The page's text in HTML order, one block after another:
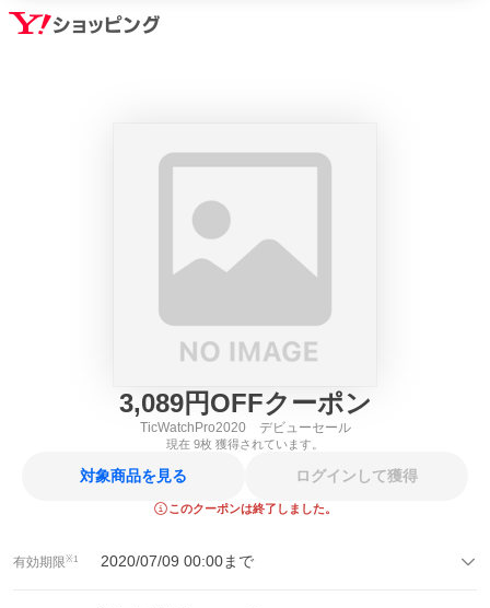
3,089円OFFクーポン
TicWatchPro2020 デビューセール
現在 9枚 獲得されています。
対象商品を見る ログインして獲得
このクーポンは終了しました。
有効期限※1 2020/07/09 00:00まで